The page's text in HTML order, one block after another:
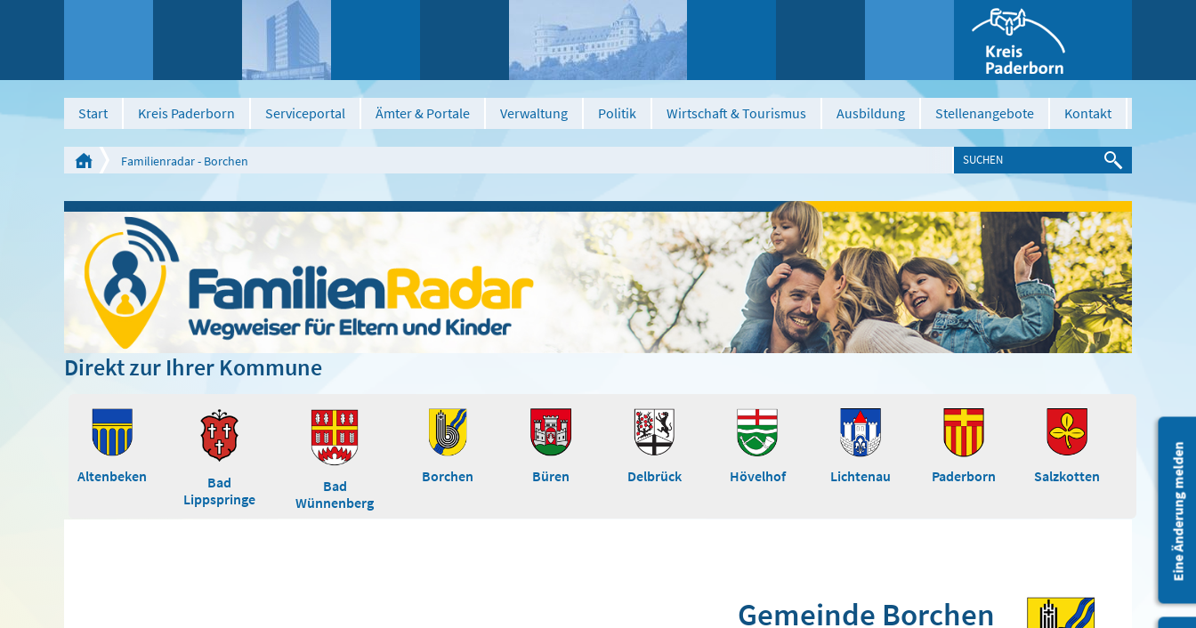
Start Kreis Paderborn Serviceportal Ämter & Portale Verwaltung Politik Wirtschaft & Tourismus Ausbildung Stellenangebote Kontakt
Familienradar - Borchen
Eine Änderung melden
Direkt zur Ihrer Kommune
Altenbeken
Bad
Lippspringe
Bad
Wünnenberg
Borchen Büren Delbrück Hövelhof Lichtenau Paderborn Salzkotten
Gemeinde Borchen